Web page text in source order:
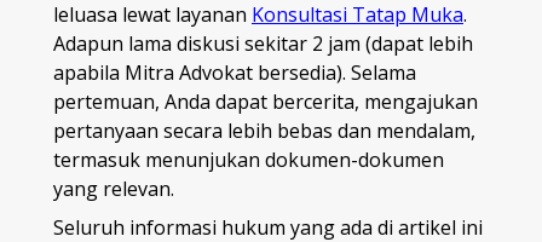
leluasa lewat layanan Konsultasi Tatap Muka.
Adapun lama diskusi sekitar 2 jam (dapat lebih
apabila Mitra Advokat bersedia). Selama
pertemuan, Anda dapat bercerita, mengajukan
pertanyaan secara lebih bebas dan mendalam,
termasuk menunjukan dokumen-dokumen
yang relevan.
Seluruh informasi hukum yang ada di artikel ini